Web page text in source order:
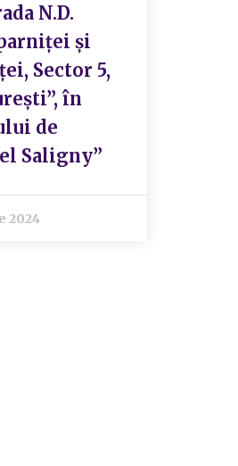
N.D.
și
Sector 5,
în
de
Saligny”
2024